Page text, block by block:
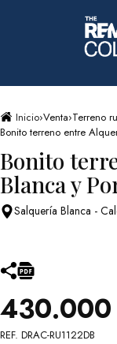
Inicio›Venta›Terreno
Bonito terreno entre
Bonito
Blanca y
Salquería Blanca -
430.000
REF. DRAC-RU1122DB